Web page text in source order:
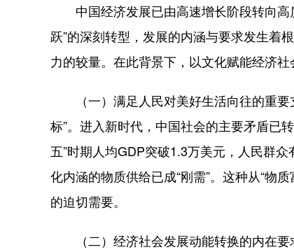
中国经济发展已由高速增长阶段转向高
跃”的深刻转型，发展的内涵与要求发生着
力的较量。在此背景下，以文化赋能经济
（一）满足人民对美好生活向往的重要
标”。进入新时代，中国社会的主要矛盾已
五”时期人均GDP突破1.3万美元，人民群
化内涵的物质供给已成“刚需”。这种从“物
的迫切需要。
（二）经济社会发展动能转换的内在要